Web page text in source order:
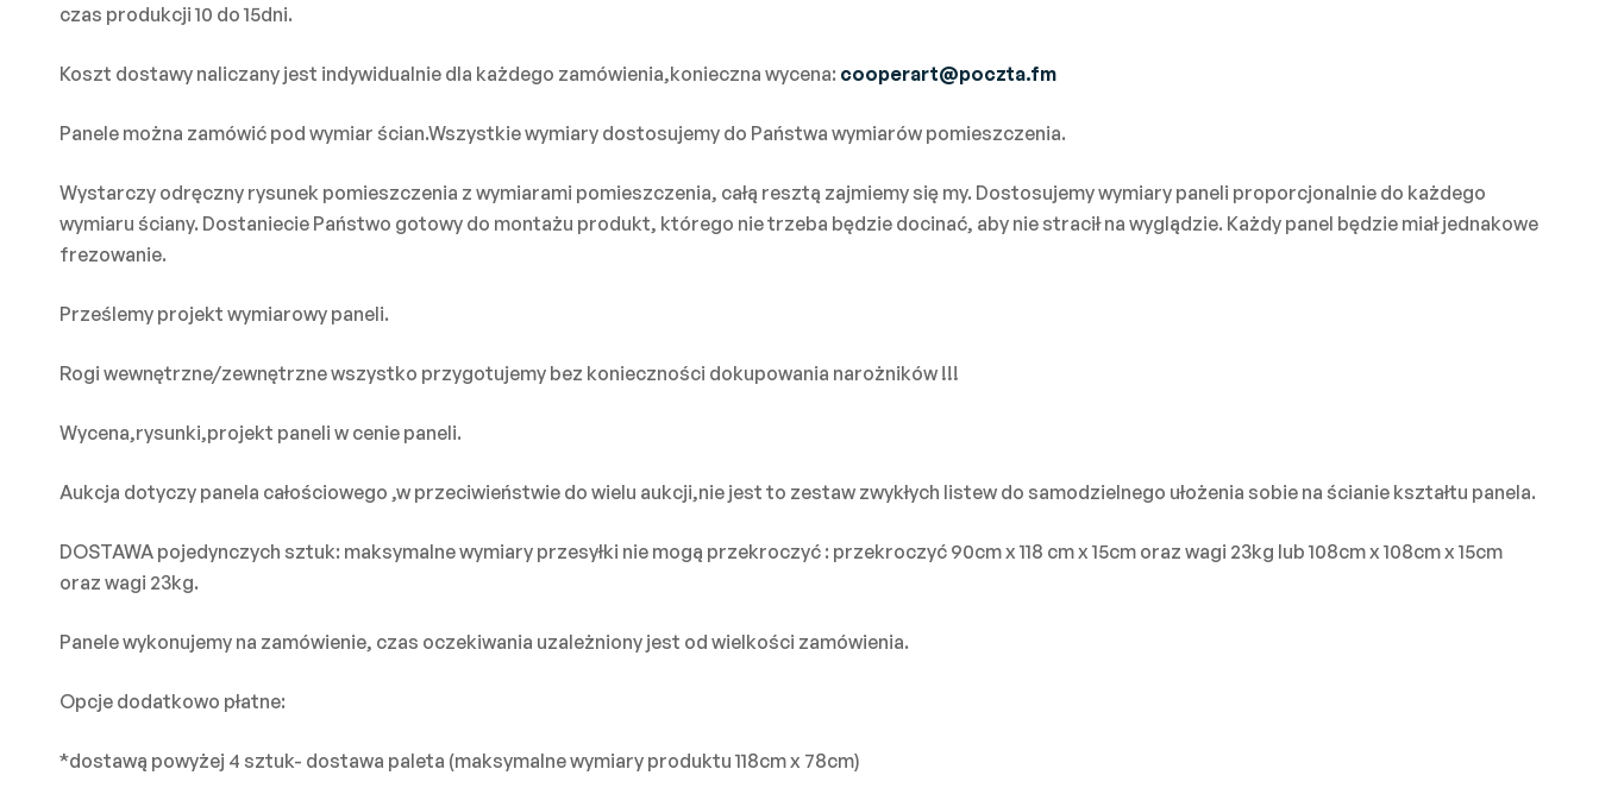
czas produkcji 10 do 15dni.
Koszt dostawy naliczany jest indywidualnie dla każdego zamówienia,konieczna wycena: cooperart@poczta.fm
Panele można zamówić pod wymiar ścian.Wszystkie wymiary dostosujemy do Państwa wymiarów pomieszczenia.
Wystarczy odręczny rysunek pomieszczenia z wymiarami pomieszczenia, całą resztą zajmiemy się my. Dostosujemy wymiary paneli proporcjonalnie do każdego
wymiaru ściany. Dostaniecie Państwo gotowy do montażu produkt, którego nie trzeba będzie docinać, aby nie stracił na wyglądzie. Każdy panel będzie miał jednakowe
frezowanie.
Prześlemy projekt wymiarowy paneli.
Rogi wewnętrzne/zewnętrzne wszystko przygotujemy bez konieczności dokupowania narożników !!!
Wycena,rysunki,projekt paneli w cenie paneli.
Aukcja dotyczy panela całościowego ,w przeciwieństwie do wielu aukcji,nie jest to zestaw zwykłych listew do samodzielnego ułożenia sobie na ścianie kształtu panela.
DOSTAWA pojedynczych sztuk: maksymalne wymiary przesyłki nie mogą przekroczyć : przekroczyć 90cm x 118 cm x 15cm oraz wagi 23kg lub 108cm x 108cm x 15cm
oraz wagi 23kg.
Panele wykonujemy na zamówienie, czas oczekiwania uzależniony jest od wielkości zamówienia.
Opcje dodatkowo płatne:
*dostawą powyżej 4 sztuk- dostawa paleta (maksymalne wymiary produktu 118cm x 78cm)